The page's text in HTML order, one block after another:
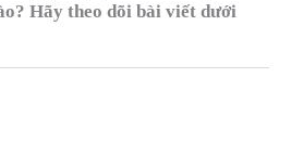
Hãy theo dõi bài viết dưới